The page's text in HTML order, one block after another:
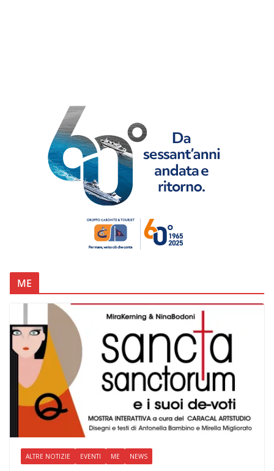
ME
ALTRE NOTIZIE EVENTI ME NEWS